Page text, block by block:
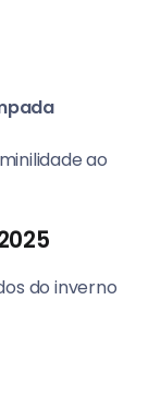
ao
do inverno